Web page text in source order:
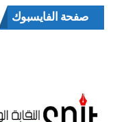
صفحة الفايسبوك